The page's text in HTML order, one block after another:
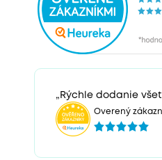
„Rýchle dodanie
Overený